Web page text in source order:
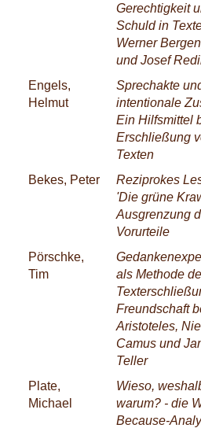
Gerechtigkeit
Schuld in
Werner
und Josef
Engels,
Helmut
Sprechakte
intentionale
Ein Hilfsmittel
Erschließung
Texten
Bekes, Peter
Reziprokes
'Die grüne
Ausgrenzung
Vorurteile
Pörschke,
Tim
als Methode
Freundschaft
Aristoteles,
Camus und
Teller
Plate,
Michael
Wieso,
warum? - die
Because-